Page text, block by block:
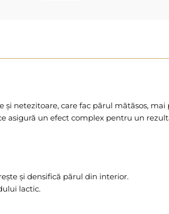
netezitoare, care fac părul mătăsos,
un efect complex pentru un
și densifică părul din interior.
lactic.